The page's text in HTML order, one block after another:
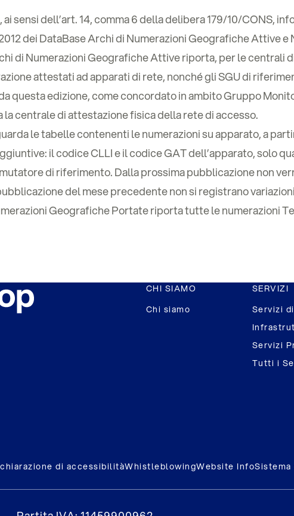
sensi dell’art. 14, comma 6 della delibera 179/10/CONS,
dei DataBase Archi di Numerazioni Geografiche Attive
di Numerazioni Geografiche Attive riporta, per le centrali
attestati ad apparati di rete, nonché gli SGU di
questa edizione, come concordato in ambito Gruppo
la centrale di attestazione fisica della rete di accesso.
le tabelle contenenti le numerazioni su apparato, a
il codice CLLI e il codice GAT dell’apparato, solo
di riferimento. Dalla prossima pubblicazione non
del mese precedente non si registrano
Geografiche Portate riporta tutte le numerazioni
CHI SIAMO
Chi siamo
SERVIZI
Servizi
Servizi
Tutti i
di accessibilitàWhistleblowingWebsite InfoSistema